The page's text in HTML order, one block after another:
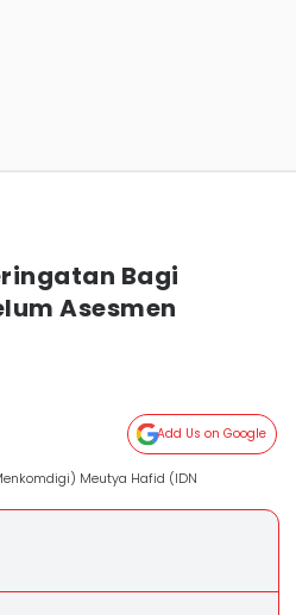
Bagi
Asesmen
Add Us on Google
Meutya Hafid (IDN